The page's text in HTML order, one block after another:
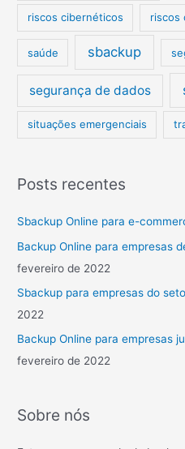
riscos cibernéticos riscos
saúde sbackup
segurança de dados
situações emergenciais
Posts recentes
Sbackup Online para e-
Backup Online para empresas
fevereiro de 2022
Sbackup para empresas do
2022
Backup Online para empresas
fevereiro de 2022
Sobre nós